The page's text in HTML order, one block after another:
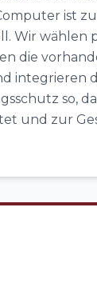
ist
Wir wählen
die
integrieren
so,
und zur